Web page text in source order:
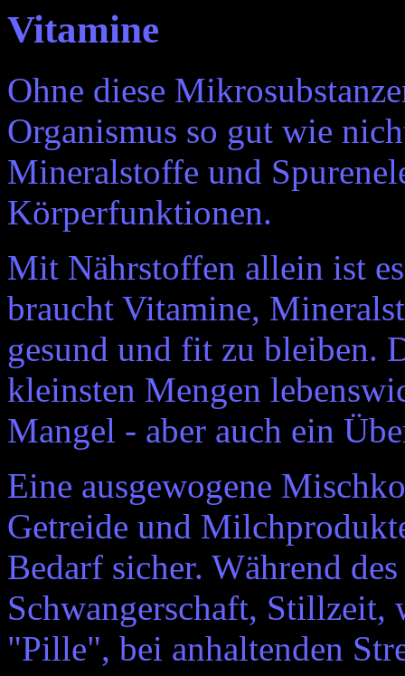
Vitamine
Ohne diese
Organismus so gut wie
Mineralstoffe und
Körperfunktionen.
Mit Nährstoffen allein ist
braucht Vitamine,
gesund und fit zu bleiben.
kleinsten Mengen
Mangel - aber auch ein
Eine ausgewogene
Getreide und
Bedarf sicher. Während
Schwangerschaft, Stillzeit,
"Pille", bei anhaltenden